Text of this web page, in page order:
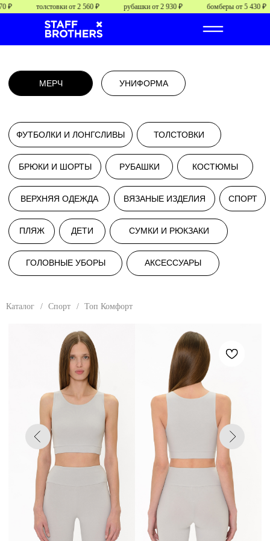
₽ толстовки от 2 560 ₽ рубашки от 2 930 ₽ бомберы от 5 430 ₽
ФУТБОЛКИ И ЛОНГСЛИВЫ ТОЛСТОВКИ
ВЯЗАНЫЕ ИЗДЕЛИЯ
ГОЛОВНЫЕ УБОРЫ
СУМКИ И РЮКЗАКИ
ДЕТИ
ПЛЯЖ
АКСЕССУАРЫ
Каталог / Спорт / Топ Комфорт
ТОП КОМФОРТ
Топ женский. Облегающий силуэт (slim),
с фиксирующей резинкой по низу изделия.
Оптимальная по глубине пройма. Круглая
горловина
от от 0000 руб/шт.
РАЗМЕРЫ
50
46
44
42
рост - 178 см, обхват груди - 80 см, обхват талии - 60 см,